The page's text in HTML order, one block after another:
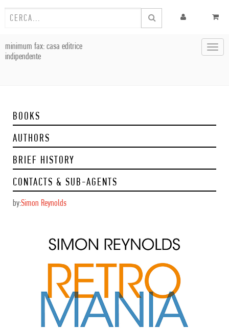
minimum fax: casa editrice
indipendente
BOOKS
AUTHORS
BRIEF HISTORY
CONTACTS & SUB-AGENTS
by:Simon Reynolds